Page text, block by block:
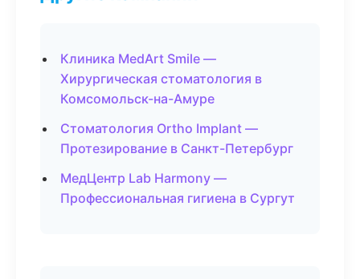
Клиника MedArt Smile —
Хирургическая стоматология в
Комсомольск-на-Амуре
Стоматология Ortho Implant —
Протезирование в Санкт-Петербург
МедЦентр Lab Harmony —
Профессиональная гигиена в Сургут